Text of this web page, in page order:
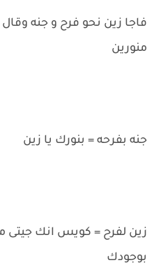
فاجا زين نحو فرح و جنه
منورين
جنه بفرحه = بنورك يا زين
زين لفرح = كويس انك جيتى
بوجودك